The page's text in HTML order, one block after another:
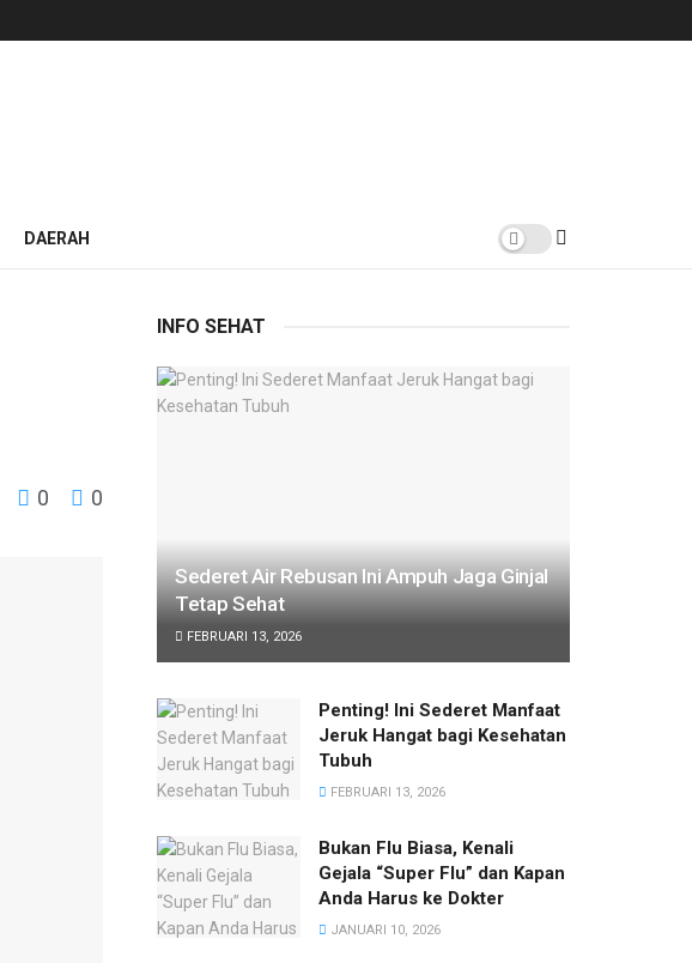
DAERAH
0 0
INFO SEHAT
Sederet Air Rebusan Ini Ampuh Jaga Ginjal
Tetap Sehat
FEBRUARI 13, 2026
Penting! Ini Sederet Manfaat
Jeruk Hangat bagi Kesehatan
Tubuh
FEBRUARI 13, 2026
Bukan Flu Biasa, Kenali
Gejala “Super Flu” dan Kapan
Anda Harus ke Dokter
JANUARI 10, 2026